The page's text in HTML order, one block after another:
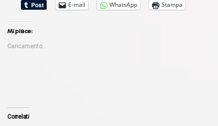
E-mail
WhatsApp Stampa
Mi piace:
Caricamento...
Correlati